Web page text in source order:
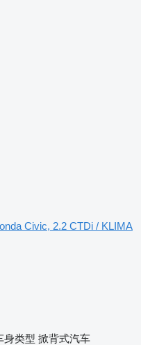
Civic, 2.2 CTDi / KLIMA
身类型 掀背式汽车